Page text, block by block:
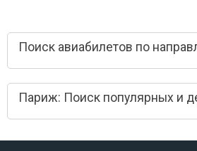
Поиск авиабилетов по
Париж: Поиск популярных и